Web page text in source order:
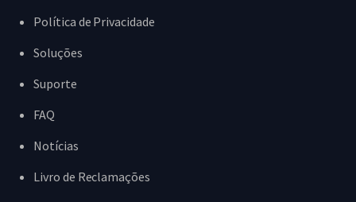
Política de Privacidade
Soluções
Suporte
FAQ
Notícias
Livro de Reclamações